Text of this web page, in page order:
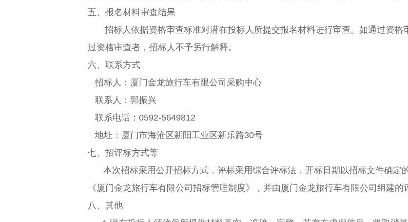
五、报名材料审查结果
招标人依据资格审查标准对潜在投标人所提交报名材料进行审查。如通过资格
过资格审查者，招标人不予另行解释。
六、联系方式
招标人：厦门金龙旅行车有限公司采购中心
联系人：郭振兴
联系电话：0592-5649812
地址：厦门市海沧区新阳工业区新乐路30号
七、招评标方式等
本次招标采用公开招标方式，评标采用综合评标法，开标日期以招标文件确定
《厦门金龙旅行车有限公司招标管理制度》，并由厦门金龙旅行车有限公司组建的
八、其他